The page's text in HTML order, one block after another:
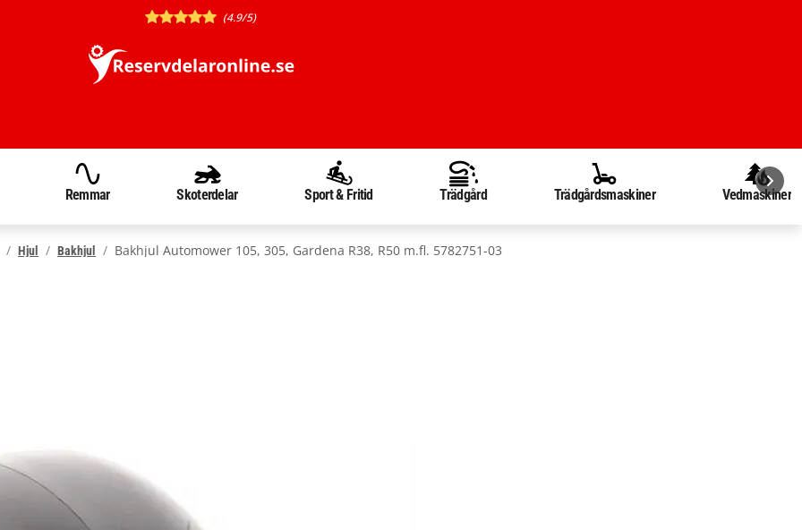
(4.9/5)
Remmar Skoterdelar Sport & Fritid Trädgård Trädgårdsmaskiner Vedmaskiner
Hjul Bakhjul Bakhjul Automower 105, 305, Gardena R38, R50 m.fl. 5782751-03